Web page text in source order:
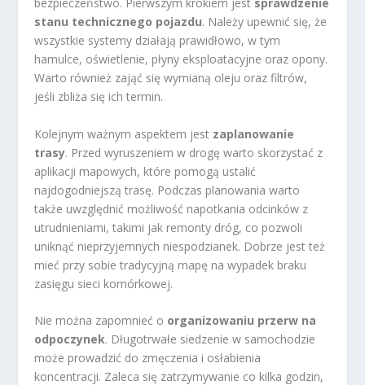
stanu technicznego pojazdu. Należy upewnić się, że
wszystkie systemy działają prawidłowo, w tym
hamulce, oświetlenie, płyny eksploatacyjne oraz opony.
Warto również zająć się wymianą oleju oraz filtrów,
jeśli zbliża się ich termin.
Kolejnym ważnym aspektem jest zaplanowanie
trasy. Przed wyruszeniem w drogę warto skorzystać z
aplikacji mapowych, które pomogą ustalić
najdogodniejszą trasę. Podczas planowania warto
także uwzględnić możliwość napotkania odcinków z
utrudnieniami, takimi jak remonty dróg, co pozwoli
uniknąć nieprzyjemnych niespodzianek. Dobrze jest też
mieć przy sobie tradycyjną mapę na wypadek braku
zasięgu sieci komórkowej.
Nie można zapomnieć o organizowaniu przerw na
odpoczynek. Długotrwałe siedzenie w samochodzie
może prowadzić do zmęczenia i osłabienia
koncentracji. Zaleca się zatrzymywanie co kilka godzin,